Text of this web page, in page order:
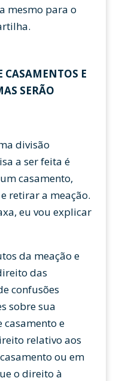
mesmo para o
E
SERÃO
divisão
a ser feita é
casamento,
retirar a meação.
eu vou explicar
da meação e
das
confusões
sobre sua
casamento e
relativo aos
ou em
o direito à